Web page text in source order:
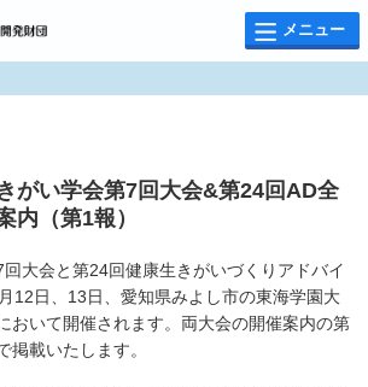
メニュー
がい学会第7回大会&第24回AD全
内（第1報）
大会と第24回健康生きがいづくりアドバイ
12日、13日、愛知県みよし市の東海学園大
おいて開催されます。両大会の開催案内の第
掲載いたします。